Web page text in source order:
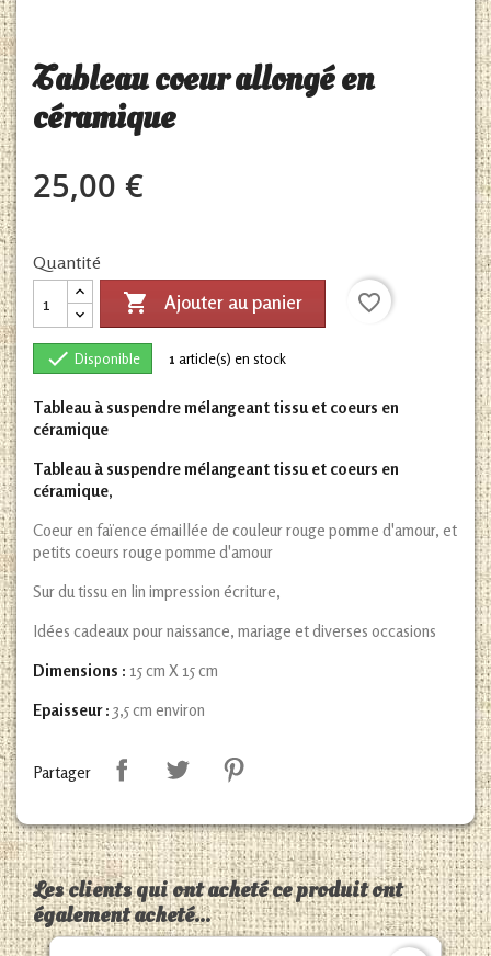
Tableau coeur allongé en
céramique
25,00 €
Quantité
 Ajouter au panier favorite_border
 Disponible 1 article(s) en stock
Tableau à suspendre mélangeant tissu et coeurs en
céramique
Tableau à suspendre mélangeant tissu et coeurs en
céramique,
Coeur en faïence émaillée de couleur rouge pomme d'amour, et
petits coeurs rouge pomme d'amour
Sur du tissu en lin impression écriture,
Idées cadeaux pour naissance, mariage et diverses occasions
Dimensions : 15 cm X 15 cm
Epaisseur : 3,5 cm environ
Partager
Les clients qui ont acheté ce produit ont
également acheté...